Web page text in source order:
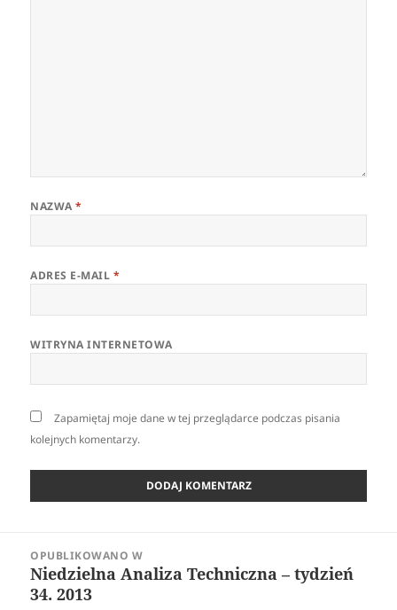
NAZWA*
ADRES E-MAIL *
WITRYNA INTERNETOWA
Zapamiętaj moje dane w tej przeglądarce podczas pisania
kolejnych komentarzy.
wpisuOPUBLIKOWANO W
Niedzielna Analiza Techniczna – tydzień
34. 2013